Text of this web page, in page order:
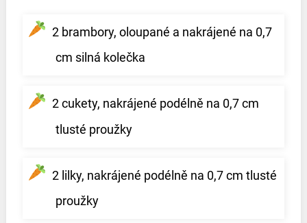
2 brambory, oloupané a nakrájené na 0,7
cm silná kolečka
2 cukety, nakrájené podélně na 0,7 cm
tlusté proužky
2 lilky, nakrájené podélně na 0,7 cm tlusté
proužky